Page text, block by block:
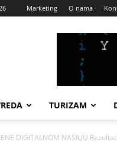
Marketing O nama
TURIZAM
DIGITALNOM NASILJU